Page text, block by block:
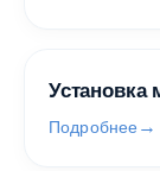
Установка
Подробнее